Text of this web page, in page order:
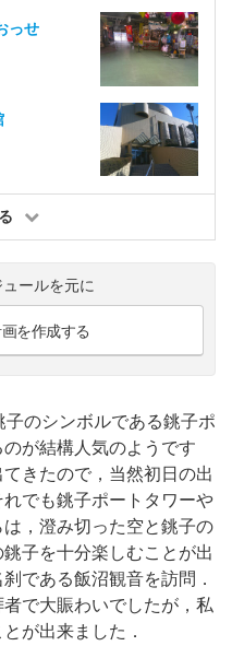
っせ
ールを元に
を作成する
のシンボルである銚子ポ
が結構人気のようです
きたので，当然初日の出
でも銚子ポートタワーや
，澄み切った空と銚子の
子を十分楽しむことが出
である飯沼観音を訪問．
で大賑わいでしたが，私
が出来ました．